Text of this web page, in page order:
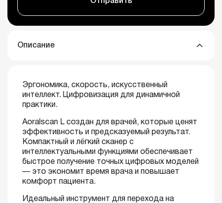
Описание
Эргономика, скорость, искусственный
интеллект. Цифровизация для динамичной
практики.
Aoralscan L создан для врачей, которые ценят
эффективность и предсказуемый результат.
Компактный и лёгкий сканер с
интеллектуальными функциями обеспечивает
быстрое получение точных цифровых моделей
— это экономит время врача и повышает
комфорт пациента.
Идеальный инструмент для перехода на